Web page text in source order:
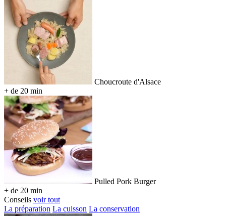
Choucroute d'Alsace
+ de 20 min
Pulled Pork Burger
+ de 20 min
Conseils voir tout
La préparation La cuisson La conservation